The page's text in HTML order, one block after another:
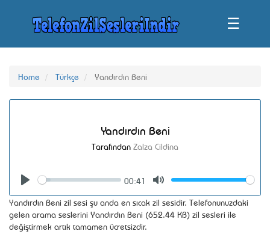
☰
Home Türkçe Yandırdın Beni
Yandırdın Beni
Tarafından Zalza Cildina
Seek
00:41
Volume
Yandırdın Beni zil sesi şu anda en sıcak zil sesidir. Telefonunuzdaki
gelen arama seslerini Yandırdın Beni (652.44 KB) zil sesleri ile
değiştirmek artık tamamen ücretsizdir.